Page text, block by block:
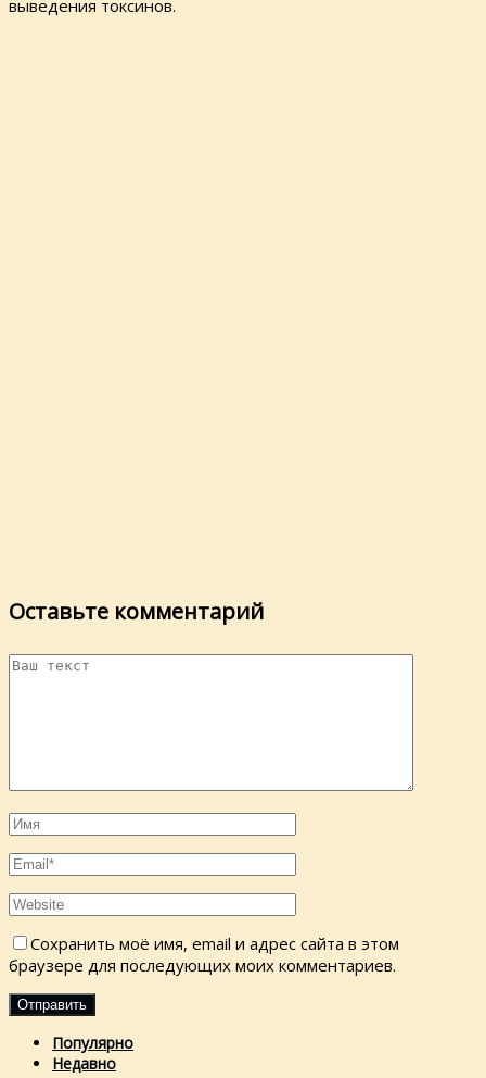
выведения токсинов.
Оставьте комментарий
Сохранить моё имя, email и адрес сайта в этом
браузере для последующих моих комментариев.
Популярно
Недавно